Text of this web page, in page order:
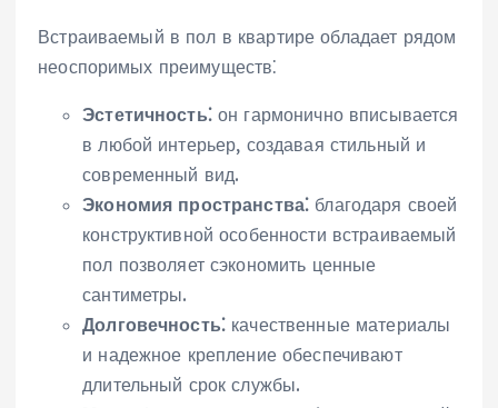
Встраиваемый в пол в квартире обладает рядом
неоспоримых преимуществ⁚
Эстетичность⁚он гармонично вписывается
в любой интерьер‚ создавая стильный и
современный вид.
Экономия пространства⁚ благодаря своей
конструктивной особенности встраиваемый
пол позволяет сэкономить ценные
сантиметры.
Долговечность⁚ качественные материалы
и надежное крепление обеспечивают
длительный срок службы.